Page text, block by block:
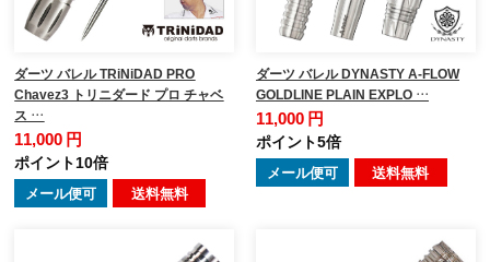
ダーツ バレル TRiNiDAD PRO
Chavez3 トリニダード プロ チャベ
ス …
11,000 円
ポイント10倍
メール便可 送料無料
ダーツ バレル DYNASTY A-FLOW
GOLDLINE PLAIN EXPLO …
11,000 円
ポイント5倍
メール便可 送料無料